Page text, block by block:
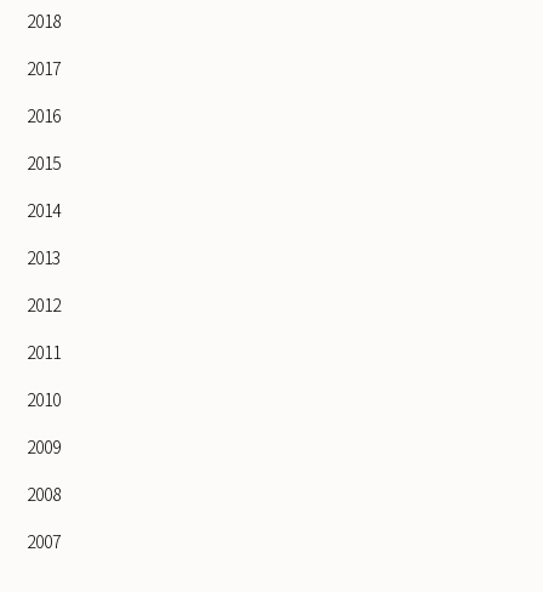
2018
2017
2016
2015
2014
2013
2012
2011
2010
2009
2008
2007